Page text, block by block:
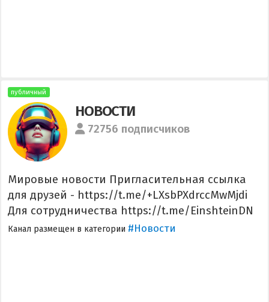
публичный
НОВОСТИ
72756 подписчиков
Мировые новости Пригласительная ссылка
для друзей - https://t.me/+LXsbPXdrccMwMjdi
Для сотрудничества https://t.me/EinshteinDN
Канал размещен в категории #Новости